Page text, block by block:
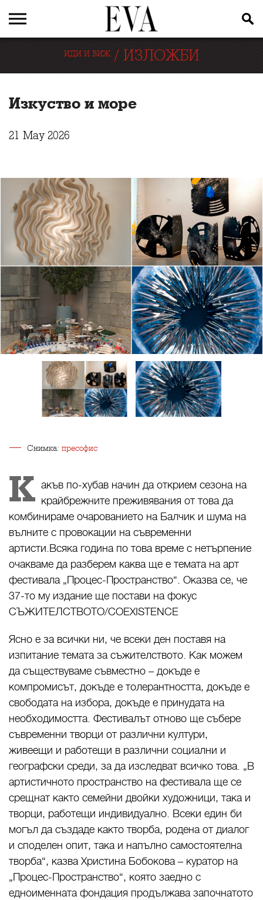
ИДИ И ВИЖ/ ИЗЛОЖБИ
Изкуство и море
21 May 2026
Снимка: пресофис
К акъв по-хубав начин да открием сезона на
крайбрежните преживявания от това да
комбинираме очарованието на Балчик и шума на
вълните с провокации на съвременни
артисти.Всяка година по това време с нетърпение
очакваме да разберем каква ще е темата на арт
фестивала „Процес-Пространство“. Оказва се, че
37-то му издание ще постави на фокус
СЪЖИТЕЛСТВОТО/COEXISTENCE
Ясно е за всички ни, че всеки ден поставя на
изпитание темата за съжителството. Как можем
да съществуваме съвместно – докъде е
компромисът, докъде е толерантността, докъде е
свободата на избора, докъде е принудата на
необходимостта. Фестивалът отново ще събере
съвременни творци от различни култури,
живеещи и работещи в различни социални и
географски среди, за да изследват всичко това. „В
артистичното пространство на фестивала ще се
срещнат както семейни двойки художници, така и
творци, работещи индивидуално. Всеки един би
могъл да създаде както творба, родена от диалог
и споделен опит, така и напълно самостоятелна
творба“, казва Христина Бобокова – куратор на
„Процес-Пространство“, която заедно с
едноименната фондация продължава започнатото